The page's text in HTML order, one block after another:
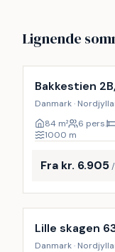
Lignende
Inkl. rengøring
Bakkestien
Danmark ·
84 m² 6 pers.
1000 m
Fra kr. 6.905
Inkl. rengøring
Lille skagen
Danmark ·